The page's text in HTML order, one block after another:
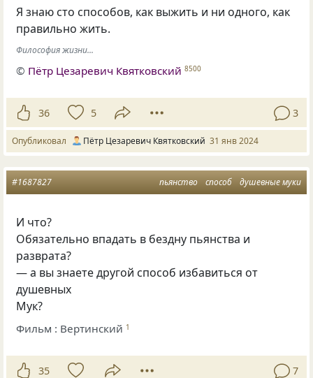
Я знаю сто способов, как выжить и ни одного, как
правильно жить.
Философия жизни...
© Пётр Цезаревич Квятковский 8500
36 5 3
Опубликовал Пётр Цезаревич Квятковский 31 янв 2024
пьянство способ душевные муки
#1687827
И что?
Обязательно впадать в бездну пьянства и
разврата?
— а вы знаете другой способ избавиться от
душевных
Мук?
Фильм : Вертинский 1
35 7